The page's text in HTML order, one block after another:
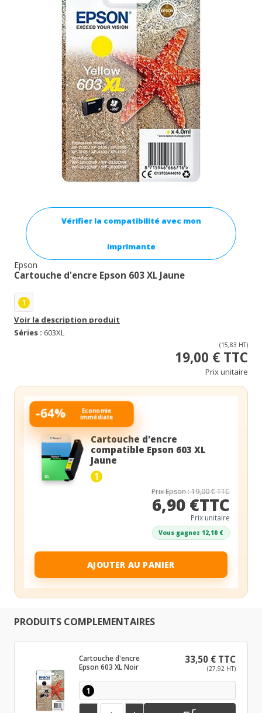
Vérifier la compatibilité avec mon
imprimante
Epson
Cartouche d'encre Epson 603 XL Jaune
1
Voir la description produit
Séries : 603XL
(15,83 HT)
19,00 € TTC
Prix unitaire
-64% Economie
immédiate
Cartouche d'encre
compatible Epson 603 XL
Jaune
1
Prix Epson : 19,00 € TTC
6,90 €TTC
Prix unitaire
Vous gagnez 12,10 €
AJOUTER AU PANIER
PRODUITS COMPLEMENTAIRES
Cartouche d'encre
Epson 603 XL Noir
33,50 € TTC
(27,92 HT)
1